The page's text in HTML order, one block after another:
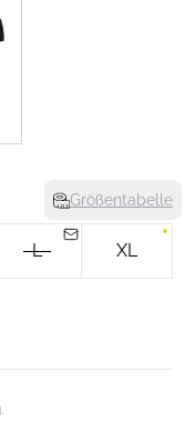
Größentabelle
L XL